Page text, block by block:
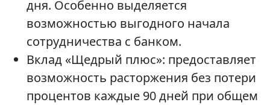
дня. Особенно выделяется
возможностью выгодного начала
сотрудничества с банком.
Вклад «Щедрый плюс»: предоставляет
возможность расторжения без потери
процентов каждые 90 дней при общем